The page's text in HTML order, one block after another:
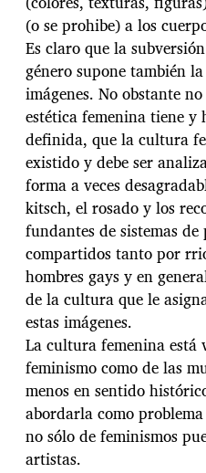
(o se prohibe) a los
Es claro que la
género supone también
imágenes. No obstante
estética femenina tiene
definida, que la cultura
existido y debe ser
forma a veces
kitsch, el rosado y los
fundantes de sistemas de
compartidos tanto por
hombres gays y en
de la cultura que le
estas imágenes.
La cultura femenina está
feminismo como de las
menos en sentido
abordarla como
no sólo de feminismos
artistas.